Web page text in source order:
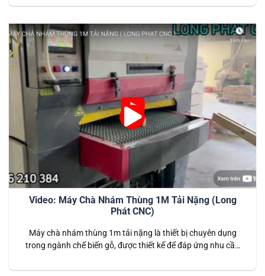
quả cho các doanh nghiệp sản xuất nội thất cao cấp, giúp
Video: Máy Chà Nhám Thùng 1M Tải Nặng (Long
Phát CNC)
Máy chà nhám thùng 1m tải nặng là thiết bị chuyên dụng
trong ngành chế biến gỗ, được thiết kế để đáp ứng nhu cầu
khả năng xử lý các tấm gỗ lớn và nặng, máy là lựa chọn hoàn